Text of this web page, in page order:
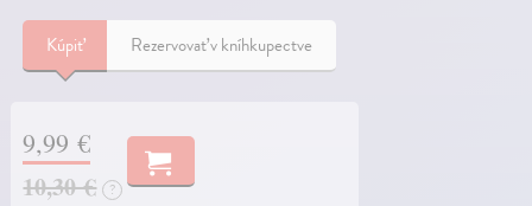
Kúpiť Rezervovať v kníhkupectve
9,99 €
10,30 €
?